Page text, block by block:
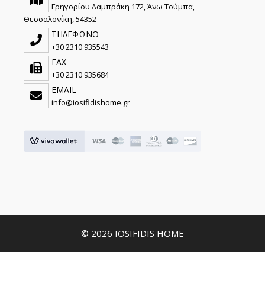
Γρηγορίου Λαμπράκη 172, Άνω Τούμπα,
Θεσσαλονίκη, 54352
ΤΗΛΕΦΩΝΟ
+30 2310 935543
FAX
+30 2310 935684
EMAIL
info@iosifidishome.gr
© 2026 IOSIFIDIS HOME